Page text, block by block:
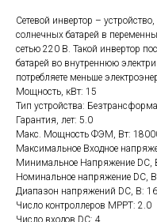
Сетевой инвертор –
солнечных батарей в
сетью 220 В. Такой инвертор
батарей во внутреннюю
потребляете меньше
Мощность, кВт: 15
Тип устройства:
Гарантия, лет: 5.0
Макс. Мощность ФЭМ, Вт:
Максимальное Входное
Минимальное Напряжение DC,
Номинальное напряжение DC,
Диапазон напряжений DC, В:
Число контроллеров MPPT: 2.0